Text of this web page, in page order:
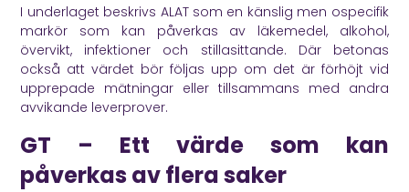
I underlaget beskrivs ALAT som en känslig men ospecifik
markör som kan påverkas av läkemedel, alkohol,
övervikt, infektioner och stillasittande. Där betonas
också att värdet bör följas upp om det är förhöjt vid
upprepade mätningar eller tillsammans med andra
avvikande leverprover.
GT – Ett värde som kan
påverkas av flera saker